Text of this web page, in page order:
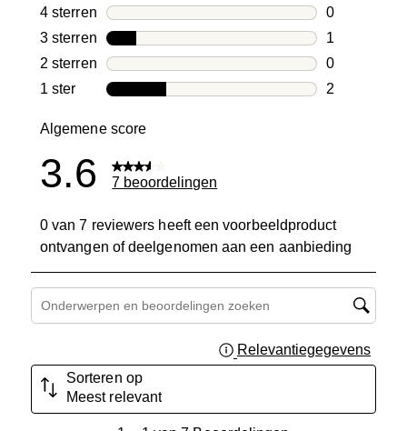
4
4 sterren sterren
0
0
3 sterren sterren
1
1
2 sterren sterren
0
0
1 ster sterren
2
Algemene score
3.6 7 beoordelingen
0 van 7 reviewers heeft een voorbeeldproduct
ontvangen of deelgenomen aan een aanbieding
Onderwerpen en beoordelingen zoeken per regio
Relevantiegegevens
Sorteren op
Meest relevant